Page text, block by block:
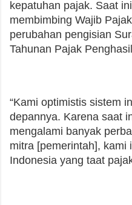
kepatuhan pajak. Saat
membimbing Wajib
perubahan pengisian
Tahunan Pajak
“Kami optimistis sistem
depannya. Karena saat
mengalami banyak
mitra [pemerintah], kami
Indonesia yang taat